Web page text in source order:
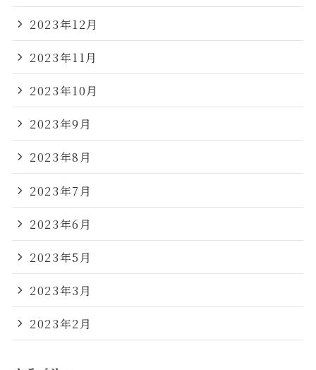
2023年12月
2023年11月
2023年10月
2023年9月
2023年8月
2023年7月
2023年6月
2023年5月
2023年3月
2023年2月